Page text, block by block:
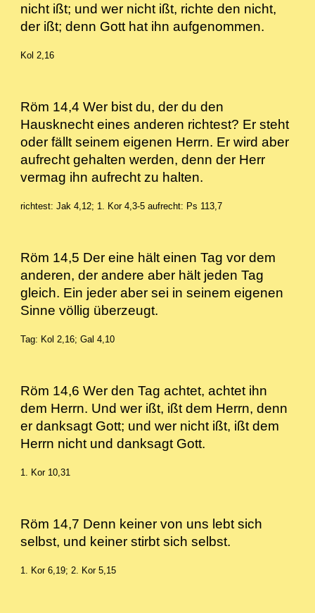
nicht ißt; und wer nicht ißt, richte den nicht,
der ißt; denn Gott hat ihn aufgenommen.
Kol 2,16
Röm 14,4 Wer bist du, der du den
Hausknecht eines anderen richtest? Er steht
oder fällt seinem eigenen Herrn. Er wird aber
aufrecht gehalten werden, denn der Herr
vermag ihn aufrecht zu halten.
richtest: Jak 4,12; 1. Kor 4,3-5 aufrecht: Ps 113,7
Röm 14,5 Der eine hält einen Tag vor dem
anderen, der andere aber hält jeden Tag
gleich. Ein jeder aber sei in seinem eigenen
Sinne völlig überzeugt.
Tag: Kol 2,16; Gal 4,10
Röm 14,6 Wer den Tag achtet, achtet ihn
dem Herrn. Und wer ißt, ißt dem Herrn, denn
er danksagt Gott; und wer nicht ißt, ißt dem
Herrn nicht und danksagt Gott.
1. Kor 10,31
Röm 14,7 Denn keiner von uns lebt sich
selbst, und keiner stirbt sich selbst.
1. Kor 6,19; 2. Kor 5,15